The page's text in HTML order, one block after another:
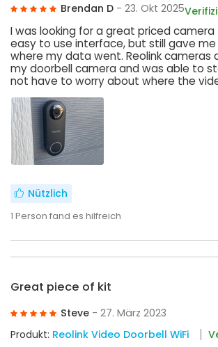
Brendan D - 23. Okt 2025
I was looking for a great priced
easy to use interface, but still gave
where my data went. Reolink cameras
my doorbell camera and was able to
not have to worry about where the
Nützlich
1 Person fand es hilfreich
Great piece of kit
Steve - 27. März 2023
Produkt: Reolink Video Doorbell WiFi